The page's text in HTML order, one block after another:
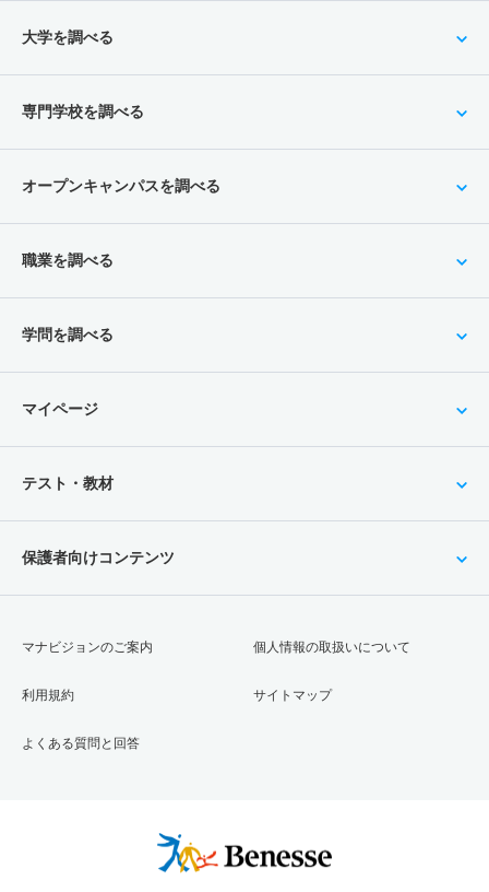
大学を調べる
専門学校を調べる
オープンキャンパスを調べる
職業を調べる
学問を調べる
マイページ
テスト・教材
保護者向けコンテンツ
マナビジョンのご案内
利用規約
よくある質問と回答
個人情報の取扱いについて
サイトマップ